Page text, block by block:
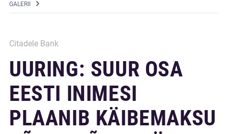
GALERII
Citadele Bank
UURING: SUUR OSA
EESTI INIMESI
PLAANIB KÄIBEMAKSU